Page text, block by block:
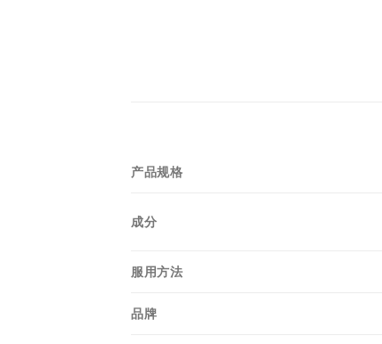
产品规格
成分
服用方法
品牌